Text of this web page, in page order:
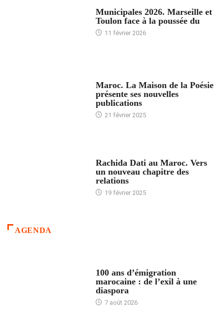
Municipales 2026. Marseille et
Toulon face à la poussée du
11 février 2026
Maroc. La Maison de la Poésie
présente ses nouvelles
publications
21 février 2025
Rachida Dati au Maroc. Vers
un nouveau chapitre des
relations
19 février 2025
AGENDA
100 ans d’émigration
marocaine : de l’exil à une
diaspora
7 août 2026